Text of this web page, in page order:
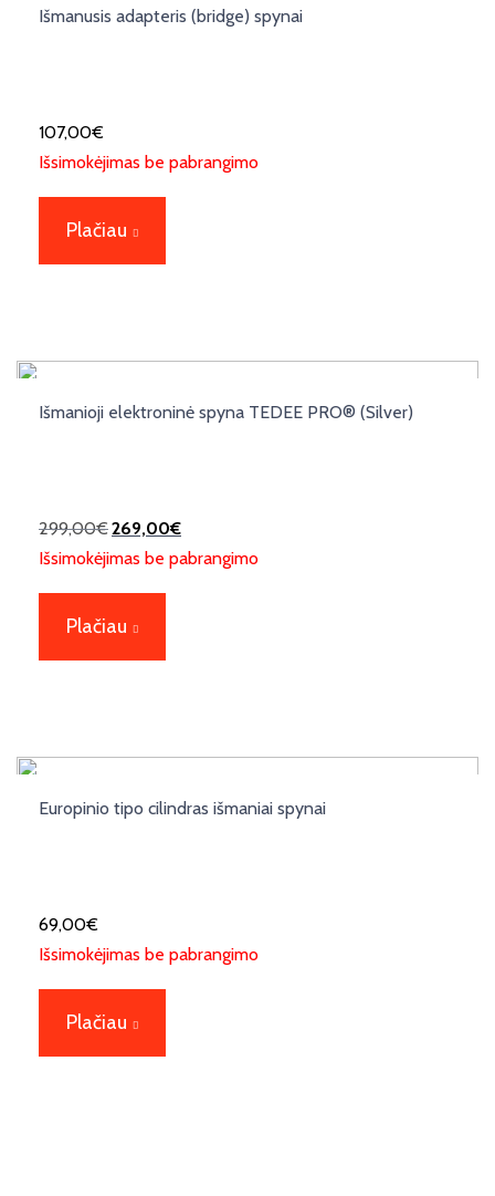
Išmanusis adapteris (bridge) spynai
107,00€
Išsimokėjimas be pabrangimo
Plačiau
Išmanioji elektroninė spyna TEDEE PRO® (Silver)
299,00€269,00€
Išsimokėjimas be pabrangimo
Plačiau
Europinio tipo cilindras išmaniai spynai
69,00€
Išsimokėjimas be pabrangimo
Plačiau